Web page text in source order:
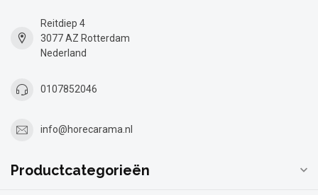
Reitdiep 4
3077 AZ Rotterdam
Nederland
0107852046
info@horecarama.nl
Productcategorieën